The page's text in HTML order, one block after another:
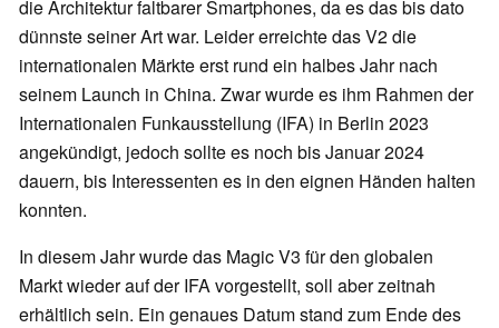
die Architektur faltbarer Smartphones, da es das bis dato
dünnste seiner Art war. Leider erreichte das V2 die
internationalen Märkte erst rund ein halbes Jahr nach
seinem Launch in China. Zwar wurde es ihm Rahmen der
Internationalen Funkausstellung (IFA) in Berlin 2023
angekündigt, jedoch sollte es noch bis Januar 2024
dauern, bis Interessenten es in den eignen Händen halten
konnten.
In diesem Jahr wurde das Magic V3 für den globalen
Markt wieder auf der IFA vorgestellt, soll aber zeitnah
erhältlich sein. Ein genaues Datum stand zum Ende des